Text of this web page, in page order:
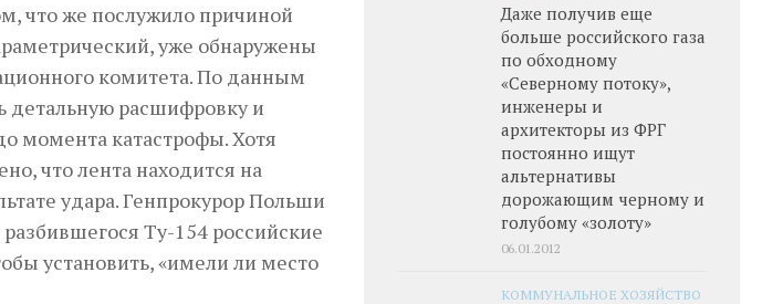
что же послужило причиной
уже обнаружены
комитета. По данным
детальную расшифровку и
момента катастрофы. Хотя
что лента находится на
удара. Генпрокурор Польши
Ту-154 российские
установить, «имели ли место
Даже получив еще
больше российского газа
по обходному
«Северному потоку»,
инженеры и
архитекторы из ФРГ
постоянно ищут
альтернативы
дорожающим черному и
голубому «золоту»
06.01.2012
КОММУНАЛЬНОЕ ХОЗЯЙСТВО